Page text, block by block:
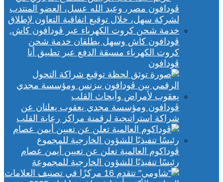
ڤودافون كاش وسهل يطلقان خدمة شحن
كروت الكهرباء مسبقة الدفع عبر تطبيق أنا
ڤودافون
ڤودافون ومؤسسة مجدي يعقوب يعلنان عن
شراكة استراتيجية لرقمنة مراكز رعاية القلب
ڤوداكوم العالمية تعلن عن تعيين أيمن عصام
رئيسًا تنفيذيًا للشؤون الخارجية للمجموعة